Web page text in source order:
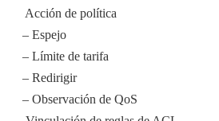
 Acción de política
– Espejo
– Límite de tarifa
– Redirigir
– Observación de QoS